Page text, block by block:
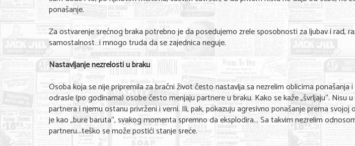
ponašanje.
Za ostvarenje srećnog braka potrebno je da posedujemo zrele sposobnosti za ljubav i rad,
samostalnost…i mnogo truda da se zajednica neguje.
Nastavljanje nezrelosti u braku
Osoba koja se nije pripremila za bračni život često nastavlja sa nezrelim oblicima ponašanja
odrasle (po godinama) osobe često menjaju partnere u braku. Kako se kaže „švrljaju“. Nisu
partnera i njemu ostanu privrženi i verni. Ili, pak, pokazuju agresivno ponašanje prema
je kao „bure baruta“, svakog momenta spremno da eksplodira... Sa takvim nezrelim
partneru...teško se može postići stanje sreće.